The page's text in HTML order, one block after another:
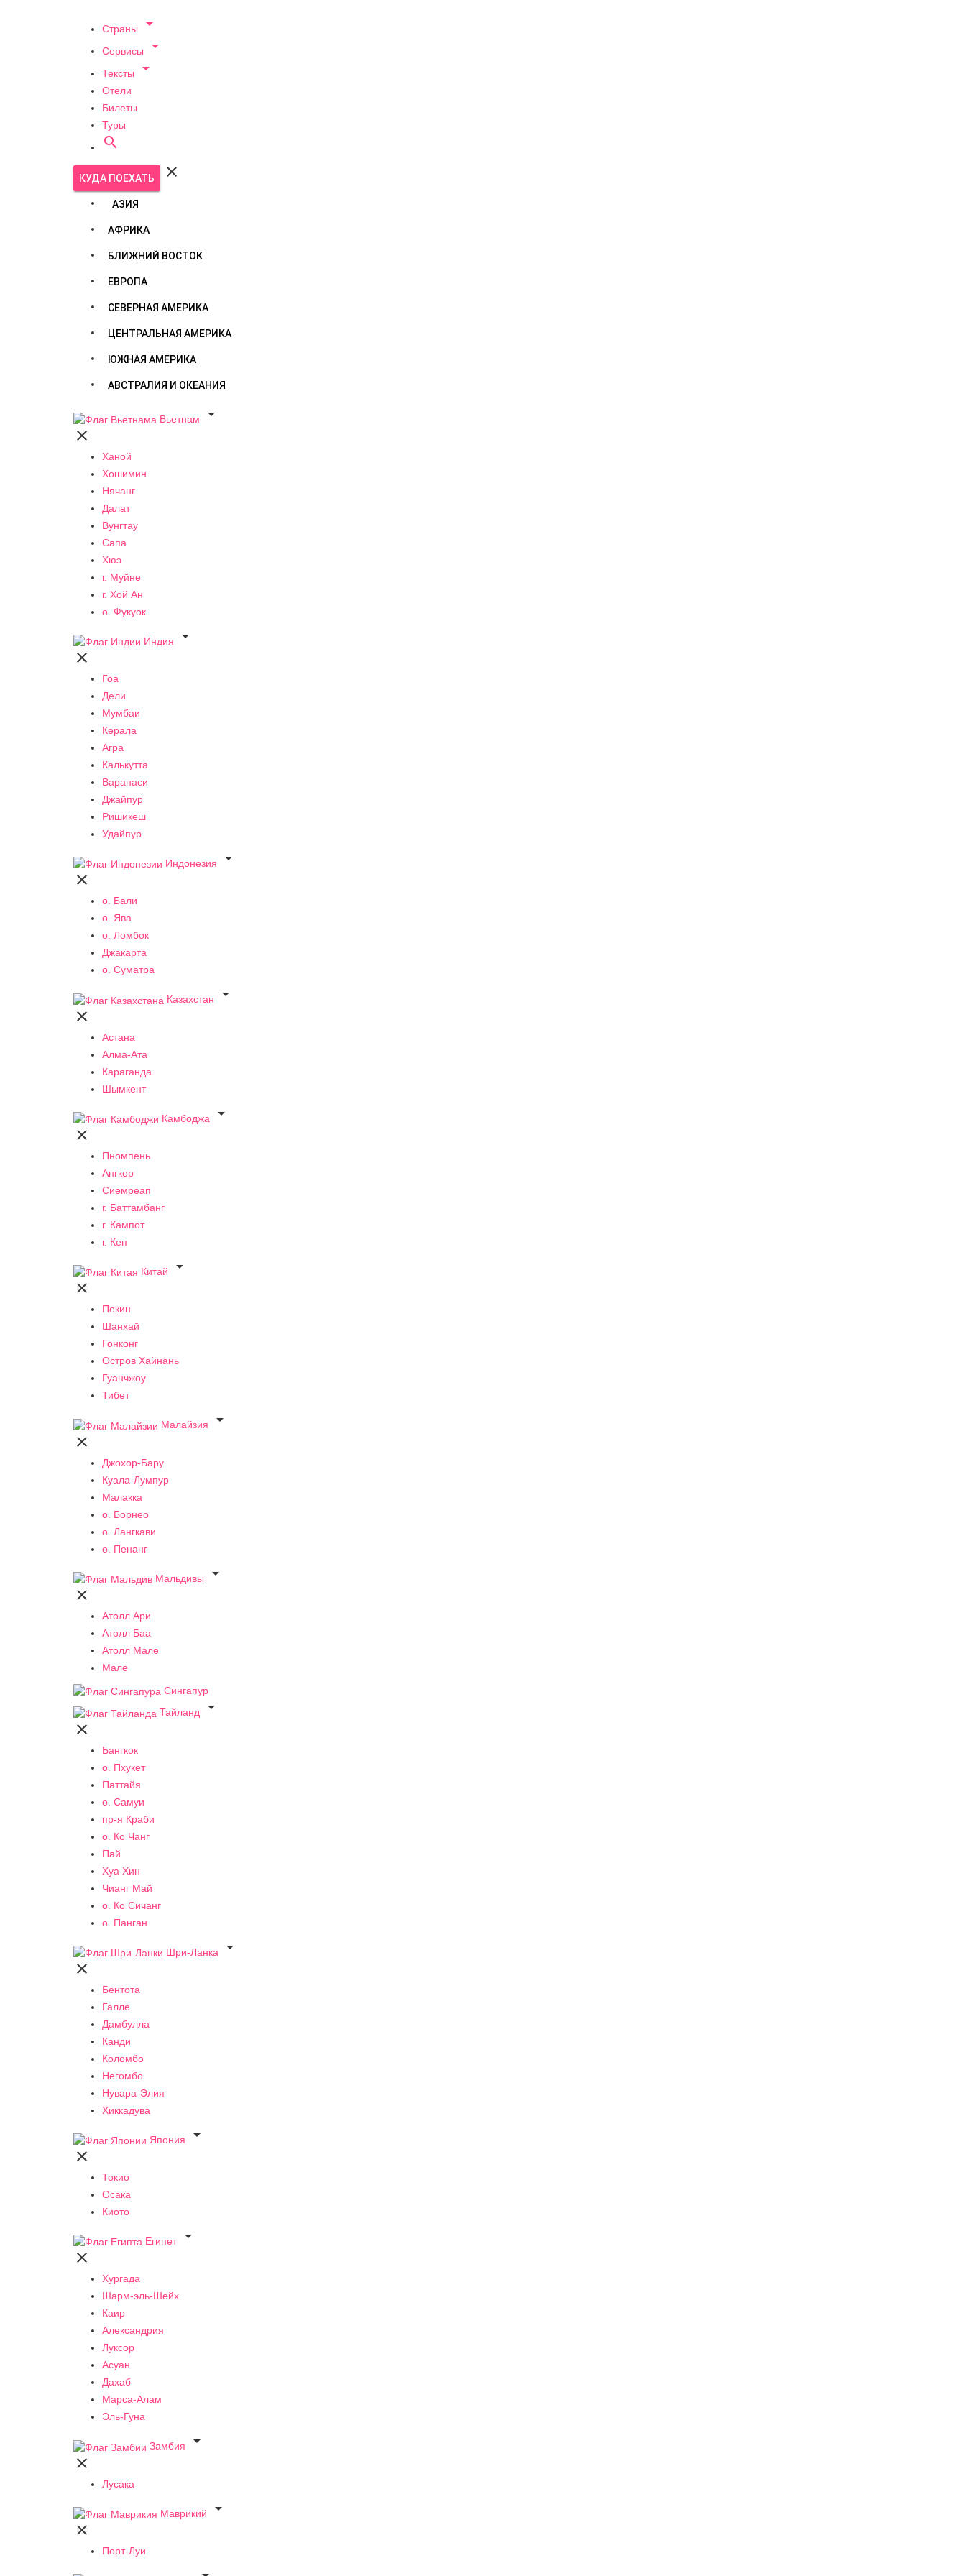
Страны 
Сервисы 
Тексты 
Отели
Билеты
Туры

КУДА ПОЕХАТЬ 
АЗИЯ
АФРИКА
БЛИЖНИЙ ВОСТОК
ЕВРОПА
СЕВЕРНАЯ АМЕРИКА
ЦЕНТРАЛЬНАЯ АМЕРИКА
ЮЖНАЯ АМЕРИКА
АВСТРАЛИЯ И ОКЕАНИЯ
Вьетнам


Ханой
Хошимин
Нячанг
Далат
Вунгтау
Сапа
Хюэ
г. Муйне
г. Хой Ан
о. Фукуок
Индия


Гоа
Дели
Мумбаи
Керала
Агра
Калькутта
Варанаси
Джайпур
Ришикеш
Удайпур
Индонезия


о. Бали
о. Ява
о. Ломбок
Джакарта
о. Суматра
Казахстан


Астана
Алма-Ата
Караганда
Шымкент
Камбоджа


Пномпень
Ангкор
Сиемреап
г. Баттамбанг
г. Кампот
г. Кеп
Китай


Пекин
Шанхай
Гонконг
Остров Хайнань
Гуанчжоу
Тибет
Малайзия


Джохор-Бару
Куала-Лумпур
Малакка
о. Борнео
о. Лангкави
о. Пенанг
Мальдивы


Атолл Ари
Атолл Баа
Атолл Мале
Мале
Сингапур
Тайланд


Бангкок
о. Пхукет
Паттайя
о. Самуи
пр-я Краби
о. Ко Чанг
Пай
Хуа Хин
Чианг Май
о. Ко Сичанг
о. Панган
Шри-Ланка


Бентота
Галле
Дамбулла
Канди
Коломбо
Негомбо
Нувара-Элия
Хиккадува
Япония


Токио
Осака
Киото
Египет


Хургада
Шарм-эль-Шейх
Каир
Александрия
Луксор
Асуан
Дахаб
Марса-Алам
Эль-Гуна
Замбия


Лусака
Маврикий


Порт-Луи